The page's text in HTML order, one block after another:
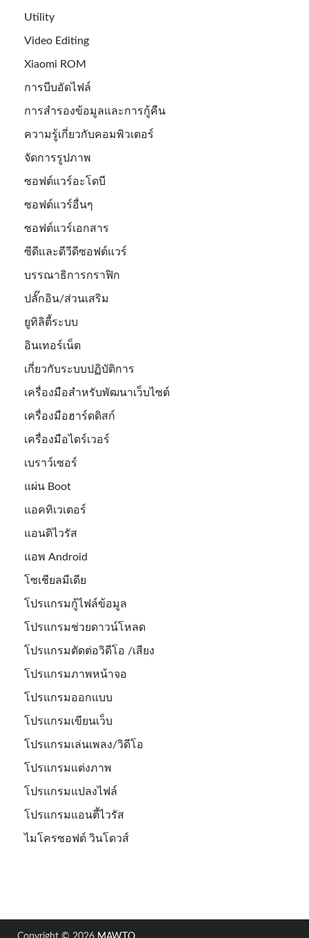
Utility
Video Editing
Xiaomi ROM
การบีบอัดไฟล์
การสำรองข้อมูลและการกู้คืน
ความรู้เกี่ยวกับคอมพิวเตอร์
จัดการรูปภาพ
ซอฟต์แวร์อะโดบี
ซอฟต์แวร์อื่นๆ
ซอฟต์แวร์เอกสาร
ซีดีและดีวีดีซอฟต์แวร์
บรรณาธิการกราฟิก
ปลั๊กอิน/ส่วนเสริม
ยูทิลิตี้ระบบ
อินเทอร์เน็ต
เกี่ยวกับระบบปฏิบัติการ
เครื่องมือสำหรับพัฒนาเว็บไซต์
เครื่องมือฮาร์ดดิสก์
เครื่องมือไดร์เวอร์
เบราว์เซอร์
แผ่น Boot
แอคทิเวเตอร์
แอนติไวรัส
แอพ Android
โซเชียลมีเดีย
โปรแกรมกู้ไฟล์ข้อมูล
โปรแกรมช่วยดาวน์โหลด
โปรแกรมตัดต่อวิดีโอ /เสียง
โปรแกรมภาพหน้าจอ
โปรแกรมออกแบบ
โปรแกรมเขียนเว็บ
โปรแกรมเล่นเพลง/วิดีโอ
โปรแกรมแต่งภาพ
โปรแกรมแปลงไฟล์
โปรแกรมแอนตี้ไวรัส
ไมโครซอฟต์ วินโดวส์